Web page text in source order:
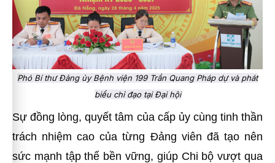
Phó Bí thư Đảng ủy Bệnh viện 199 Trần Quang Pháp dự và phát
biểu chỉ đạo tại Đại hội
Sự đồng lòng, quyết tâm của cấp ủy cùng tinh thần
trách nhiệm cao của từng Đảng viên đã tạo nên
sức mạnh tập thể bền vững, giúp Chi bộ vượt qua